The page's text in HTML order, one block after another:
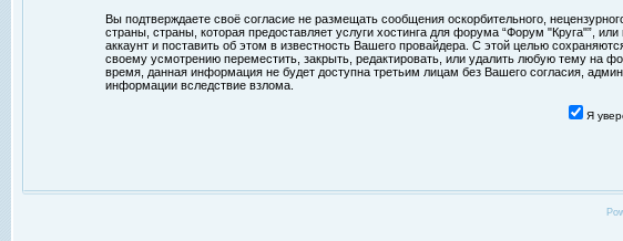
Вы подтверждаете своё согласие не размещать сообщения оскорбительного,
страны, страны, которая предоставляет услуги хостинга для форума “Форум "Круга"”,
аккаунт и поставить об этом в известность Вашего провайдера. С этой целью
своему усмотрению переместить, закрыть, редактировать, или удалить любую тему на
время, данная информация не будет доступна третьим лицам без Вашего согласия,
информации вследствие взлома.
Я